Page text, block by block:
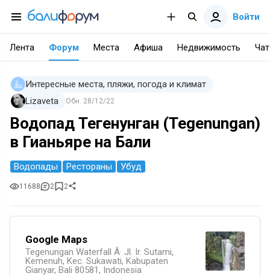
Войти
Лента Форум Места Афиша Недвижимость Чат
Интересные места, пляжи, погода и климат
Lizaveta
Обн. 28/12/22
Водопад Тегенунган (Tegenungan)
в Гианьяре на Бали
Водопады Рестораны Убуд
11688 2 2
Google Maps
Tegenungan Waterfall Â· Jl. Ir. Sutami,
Kemenuh, Kec. Sukawati, Kabupaten
Gianyar, Bali 80581, Indonesia